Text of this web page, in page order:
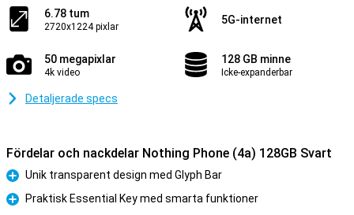
6.78 tum
2720x1224 pixlar
5G-internet
50 megapixlar
4k video
128 GB minne
Icke-expanderbar
Detaljerade specs
Fördelar och nackdelar Nothing Phone (4a) 128GB Svart
Fördelar
Unik transparent design med Glyph Bar
Fördelar
Praktisk Essential Key med smarta funktioner